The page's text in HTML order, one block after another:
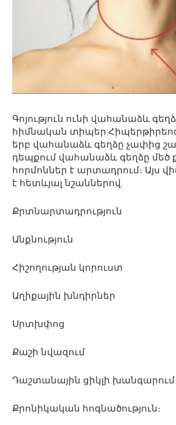
Գոյություն ունի վահանաձև
հիմնական
երբ վահանաձև գեղձը չափից
դեպքում վահանաձև գեղձը մեծ
հորմոններ է արտադրում։ Այս
է հետևյալ նշաններով.
Քրտնարտադրություն
Անքնություն
Հիշողության կորուստ
Աղիքային խնդիրներ
Սրտխփոց
Քաշի նվազում
Դաշտանային ցիկլի խանգարում
Քրոնիկական հոգնածություն։